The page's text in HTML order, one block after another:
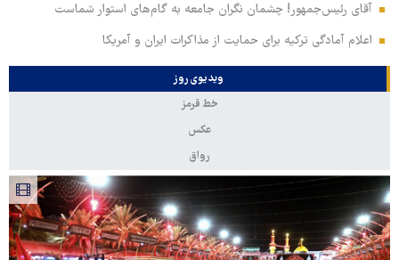
آقای رئیس‌جمهور! چشمان نگران جامعه به گام‌های استوار شماست
اعلام آمادگی ترکیه برای حمایت از مذاکرات ایران و آمریکا
ویدیوی روز
خط قرمز
عکس
رواق